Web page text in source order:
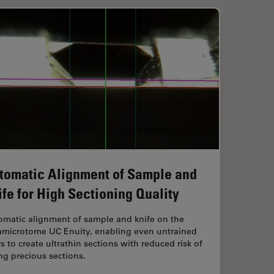
Alignment of Sample and
for High Sectioning Quality
alignment of sample and knife on the
UC Enuity, enabling even untrained
to create ultrathin sections with reduced risk of
precious sections.